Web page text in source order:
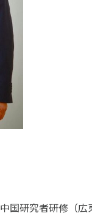
研究者研修（広